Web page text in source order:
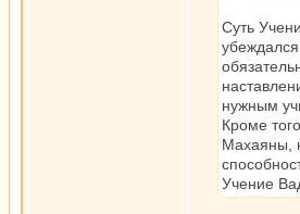
Суть
нужным
Кроме
Махаяны,
Учение